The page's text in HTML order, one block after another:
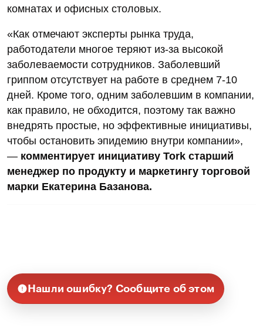
комнатах и офисных столовых.
«Как отмечают эксперты рынка труда,
работодатели многое теряют из-за высокой
заболеваемости сотрудников. Заболевший
гриппом отсутствует на работе в среднем 7-10
дней. Кроме того, одним заболевшим в компании,
как правило, не обходится, поэтому так важно
внедрять простые, но эффективные инициативы,
чтобы остановить эпидемию внутри компании»,
— комментирует инициативу Tork старший
менеджер по продукту и маркетингу торговой
марки Екатерина Базанова.
Нашли ошибку? Сообщите об этом